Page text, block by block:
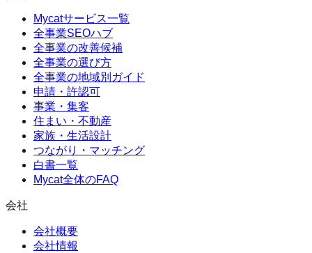
Mycatサービス一覧
全事業SEOハブ
全事業の改善候補
全事業の選び方
全事業の地域別ガイド
申請・許認可
事業・集客
住まい・不動産
家族・生活設計
つながり・マッチング
白書一覧
Mycat全体のFAQ
会社
会社概要
会社情報